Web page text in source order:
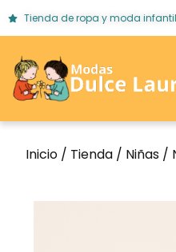
Tienda de ropa y moda
Inicio / Tienda / Niñas /